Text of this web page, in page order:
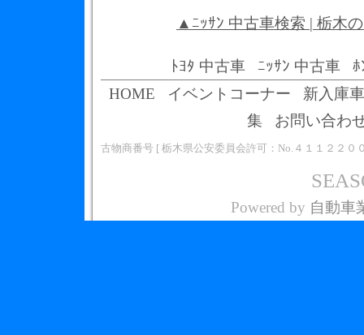
▲ﾆｯｻﾝ 中古車検索 | 栃木
ﾄﾖﾀ 中古車 ﾆｯｻﾝ 中古車
ﾎ
HOME
イベントコーナー
新入庫
集
お問い合わ
古物商番号 [ 栃木県公安委員会許可：No.４１１２２０
Powered by 自動車